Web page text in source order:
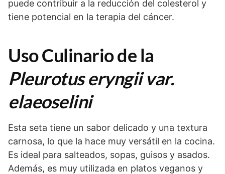
puede contribuir a la reducción del colesterol y
tiene potencial en la terapia del cáncer.
Uso Culinario de la
Pleurotus eryngii var.
elaeoselini
Esta seta tiene un sabor delicado y una textura
carnosa, lo que la hace muy versátil en la cocina.
Es ideal para salteados, sopas, guisos y asados.
Además, es muy utilizada en platos veganos y